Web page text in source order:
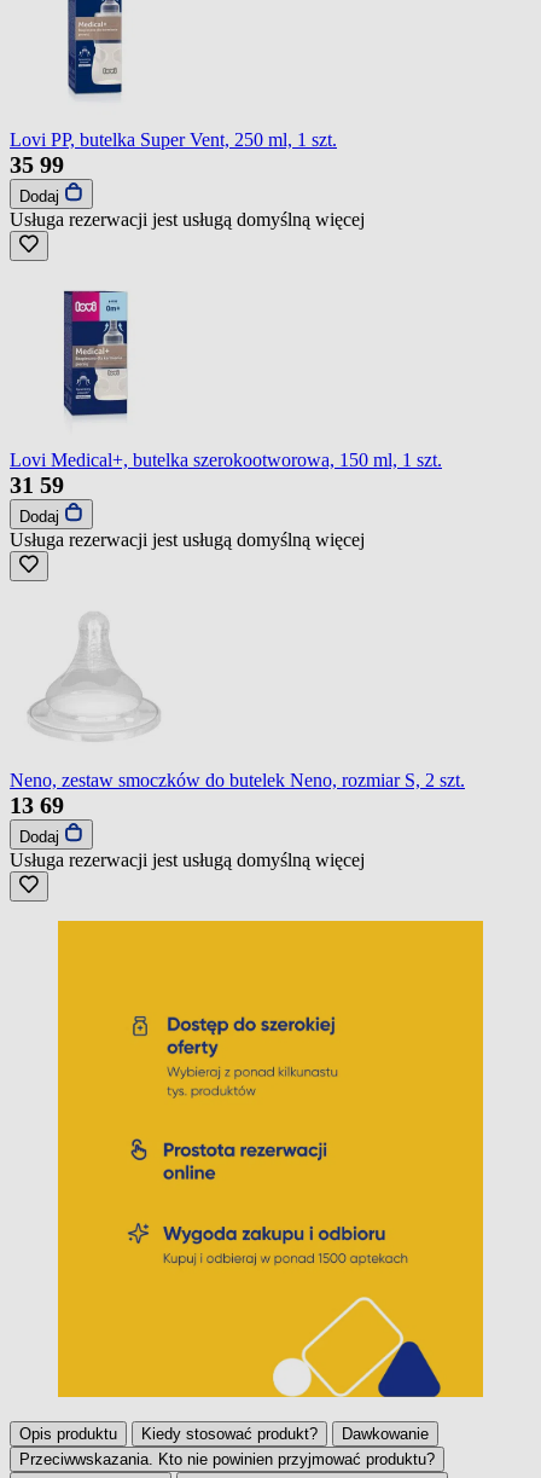
Lovi PP, butelka Super Vent, 250 ml, 1 szt.
35 99
Dodaj
Usługa rezerwacji jest usługą domyślną więcej
Lovi Medical+, butelka szerokootworowa, 150 ml, 1 szt.
31 59
Dodaj
Usługa rezerwacji jest usługą domyślną więcej
Neno, zestaw smoczków do butelek Neno, rozmiar S, 2 szt.
13 69
Dodaj
Usługa rezerwacji jest usługą domyślną więcej
Opis produktu Kiedy stosować produkt?
Dawkowanie
Przeciwwskazania. Kto nie powinien przyjmować produktu?